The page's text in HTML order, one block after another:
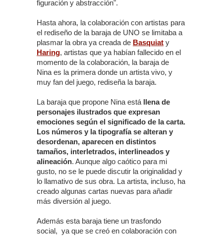
figuración y abstracción".
Hasta ahora, la colaboración con artistas para
el rediseño de la baraja de UNO se limitaba a
plasmar la obra ya creada de Basquiat y
Haring, artistas que ya habían fallecido en el
momento de la colaboración, la baraja de
Nina es la primera donde un artista vivo, y
muy fan del juego, rediseña la baraja.
La baraja que propone Nina está llena de
personajes ilustrados que expresan
emociones según el significado de la carta.
Los números y la tipografía se alteran y
desordenan, aparecen en distintos
tamaños, interletrados, interlineados y
alineación. Aunque algo caótico para mi
gusto, no se le puede discutir la originalidad y
lo llamativo de sus obra. La artista, incluso, ha
creado algunas cartas nuevas para añadir
más diversión al juego.
Además esta baraja tiene un trasfondo
social, ya que se creó en colaboración con